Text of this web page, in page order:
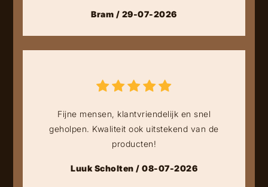
Bram / 29-07-2026
Fijne mensen, klantvriendelijk en snel
geholpen. Kwaliteit ook uitstekend van de
producten!
Luuk Scholten / 08-07-2026